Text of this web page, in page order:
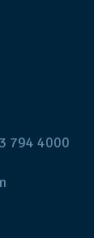
794 4000